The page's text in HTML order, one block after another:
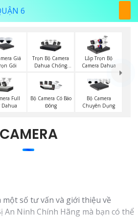
6
Giá
Gói
Trọn Bộ Camera
Dahua Chống
Lắp Trọn Bộ
Camera Dahua
Full
Dahua
Bộ Camera Có Báo
Đông
Bộ Camera
Chuyên Dụng
CAMERA
một số tư vấn và giới thiệu về
An Ninh Chính Hãng mà bạn có thể